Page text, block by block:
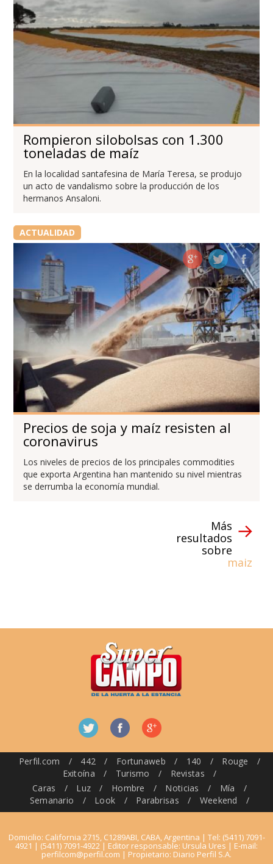
Rompieron silobolsas con 1.300
toneladas de maíz
En la localidad santafesina de María Teresa, se produjo
un acto de vandalismo sobre la producción de los
hermanos Ansaloni.
ACTUALIDAD
Precios de soja y maíz resisten al
coronavirus
Los niveles de precios de los principales commodities
que exporta Argentina han mantenido su nivel mientras
se derrumba la economía mundial.
Más
resultados
sobre
maiz
Perfil.com / 442 / Fortunaweb / 140 / Rouge
/
Exitoína
/ Turismo / Revistas
/
Caras
/ Luz / Hombre / Noticias / Mía
/
Semanario
/ Look / Parabrisas / Weekend /
Domicilio: California 2715, C1289ABI, CABA, Argentina | Tel: (5411) 7091-
4921 | (5411) 7091-4922 | Editor responsable: Ursula Ures | E-mail:
perfilcom@perfil.com | Propietario: Diario Perfil S.A.